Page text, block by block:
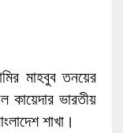
মাহবুব তনয়ের
কায়েদার ভারতীয়
শাখা।